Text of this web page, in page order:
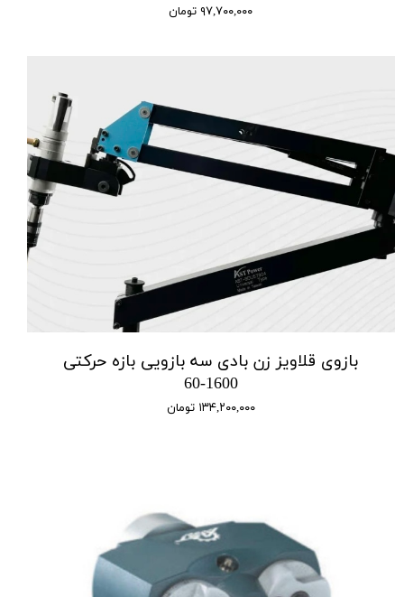
۹۷,۷۰۰,۰۰۰ تومان
بازوی قلاویز زن بادی سه بازویی بازه حرکتی
1600-60
۱۳۴,۲۰۰,۰۰۰ تومان